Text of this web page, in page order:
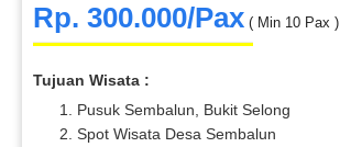
Rp. 300.000/Pax ( Min 10 Pax )
Tujuan Wisata :
Pusuk Sembalun, Bukit Selong
Spot Wisata Desa Sembalun